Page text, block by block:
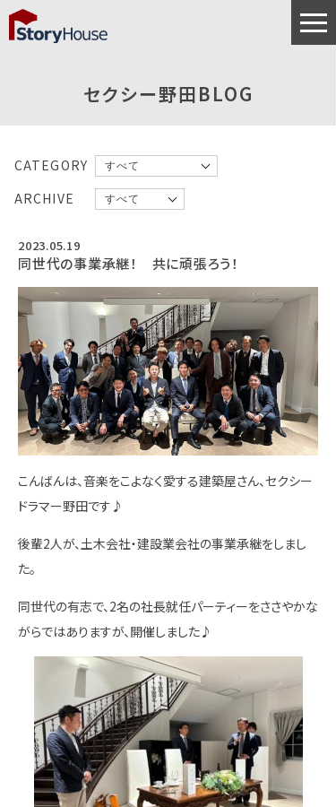
セクシー野田BLOG
CATEGORY
ARCHIVE
2023.05.19
同世代の事業承継！ 共に頑張ろう！
こんばんは、音楽をこよなく愛する建築屋さん、セクシー
ドラマー野田です♪
後輩2人が、土木会社・建設業会社の事業承継をしまし
た。
同世代の有志で、2名の社長就任パーティーをささやかな
がらではありますが、開催しました♪